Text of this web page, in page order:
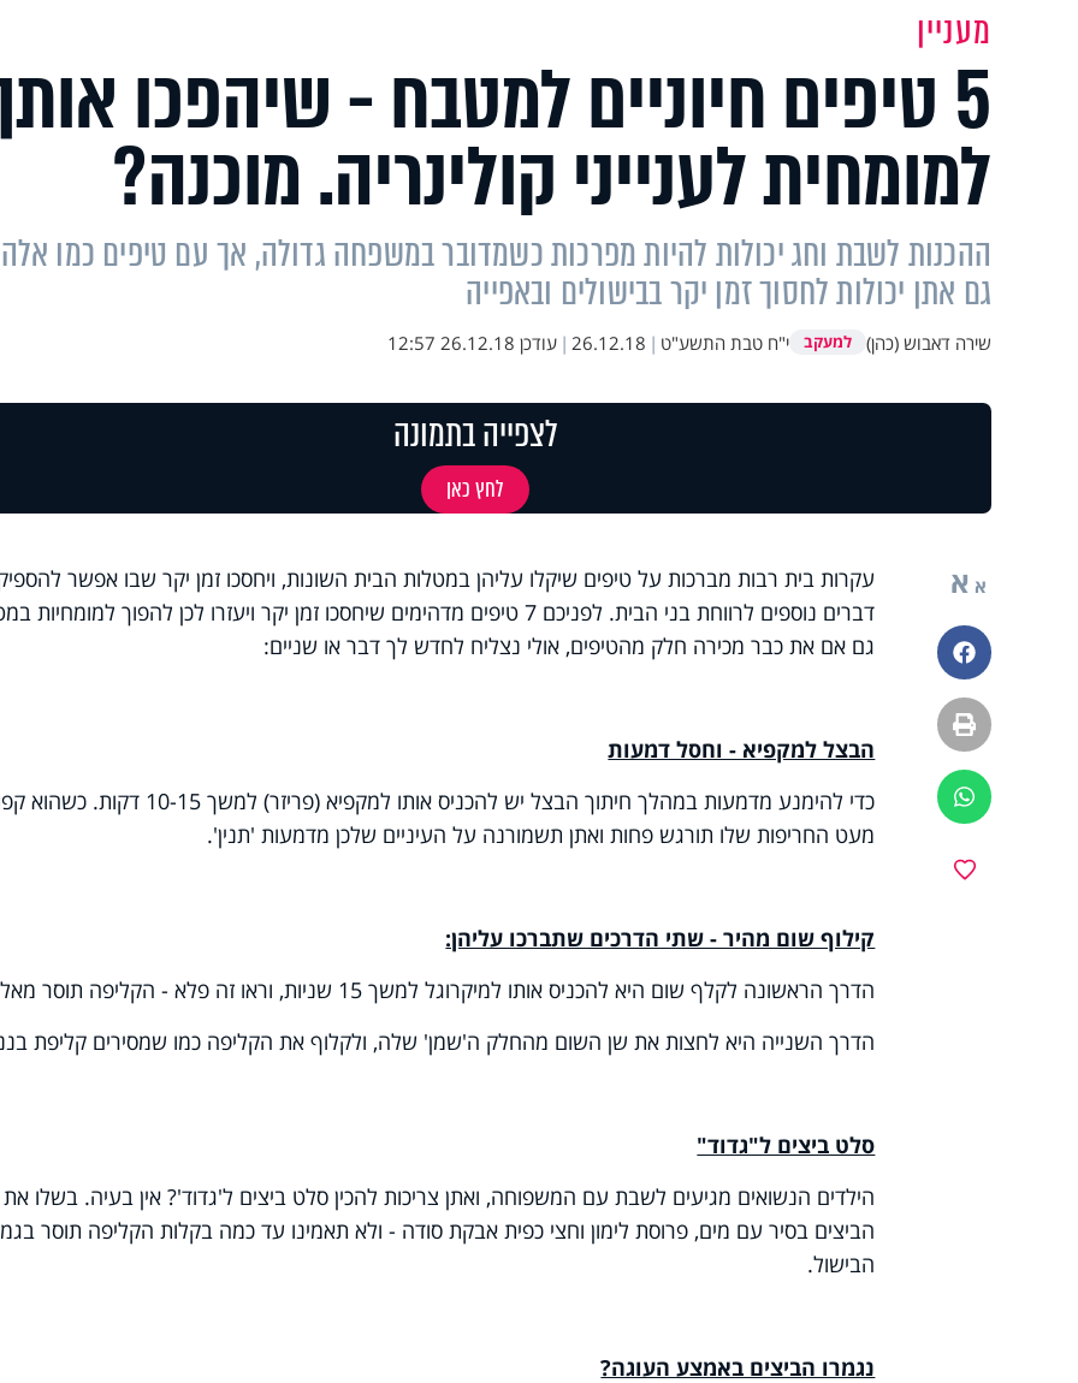
מעניין
5 טיפים חיוניים למטבח - שיהפכו
למומחית לענייני קולינריה. מוכנה?
ההכנות לשבת וחג יכולות להיות מפרכות כשמדובר במשפחה גדולה, אך עם טיפים כמו
גם אתן יכולות לחסוך זמן יקר בבישולים ובאפייה
שירה דאבוש (כהן) למעקב י"ח טבת התשע"ט |
26.12.18
| עודכן 26.12.18 12:57
לצפייה בתמונה
לחץ כאן
א א
פייסבוק
הדפסה
ווטסאפ
עקרות בית רבות מברכות על טיפים שיקלו עליהן במטלות הבית השונות, ויחסכו זמן יקר שבו אפשר
דברים נוספים לרווחת בני הבית. לפניכם 7 טיפים מדהימים שיחסכו זמן יקר ויעזרו לכן להפוך
גם אם את כבר מכירה חלק מהטיפים, אולי נצליח לחדש לך דבר או שניים:
הבצל למקפיא - וחסל דמעות
כדי להימנע מדמעות במהלך חיתוך הבצל יש להכניס אותו למקפיא (פריזר) למשך 10-15
מעט החריפות שלו תורגש פחות ואתן תשמורנה על העיניים שלכן מדמעות 'תנין'.
קילוף שום מהיר - שתי הדרכים שתברכו עליהן:
הדרך הראשונה לקלף שום היא להכניס אותו למיקרוגל למשך 15 שניות, וראו זה פלא - הקליפה תוסר מאליה.
הדרך השנייה היא לחצות את שן השום מהחלק ה'שמן' שלה, ולקלוף את הקליפה כמו שמסירים קליפת
סלט ביצים ל"גדוד"
הילדים הנשואים מגיעים לשבת עם המשפוחה, ואתן צריכות להכין סלט ביצים ל'גדוד'? אין בעיה. בשלו את
הביצים בסיר עם מים, פרוסת לימון וחצי כפית אבקת סודה - ולא תאמינו עד כמה בקלות הקליפה תוסר
הבישול.
נגמרו הביצים באמצע העוגה?